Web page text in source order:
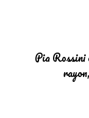
Pia Rossini